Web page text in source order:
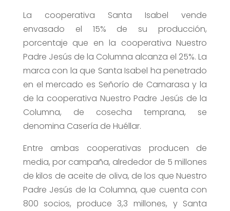
La cooperativa Santa Isabel vende
envasado el 15% de su producción,
porcentaje que en la cooperativa Nuestro
Padre Jesús de la Columna alcanza el 25%. La
marca con la que Santa Isabel ha penetrado
en el mercado es Señorío de Camarasa y la
de la cooperativa Nuestro Padre Jesús de la
Columna, de cosecha temprana, se
denomina Casería de Huéllar.
Entre ambas cooperativas producen de
media, por campaña, alrededor de 5 millones
de kilos de aceite de oliva, de los que Nuestro
Padre Jesús de la Columna, que cuenta con
800 socios, produce 3,3 millones, y Santa